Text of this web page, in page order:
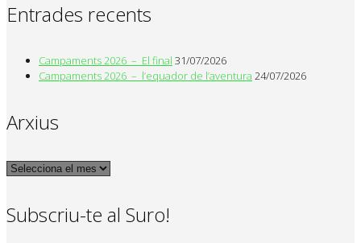
Entrades recents
Campaments 2026 – El final 31/07/2026
Campaments 2026 – l’equador de l’aventura 24/07/2026
Arxius
Arxius
Subscriu-te al Suro!